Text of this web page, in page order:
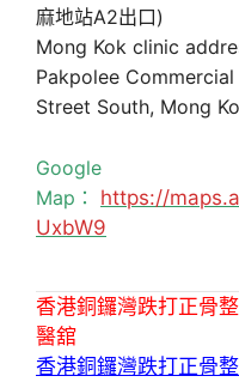
麻地站A2出口)
Mong Kok clinic
Pakpolee
Street South, Mong
Google
Map： https://
UxbW9
香港銅鑼灣跌打正骨
醫舘
香港銅鑼灣跌打正骨